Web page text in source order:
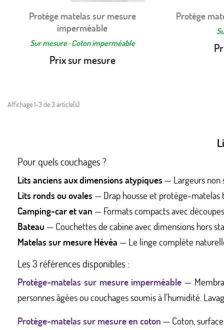
Aperçu rapide
Protège matelas sur mesure
imperméable
Sur mesure · Coton imperméable
Prix sur mesure
Protège
Affichage 1-3 de 3 article(s)
Pour quels couchages ?
Lits anciens aux dimensions atypiques — Largeurs non
Lits ronds ou ovales — Drap housse et protège-matelas
Camping-car et van — Formats compacts avec
Bateau — Couchettes de cabine avec dimensions hors
Matelas sur mesure Hévéa — Le linge complète
Les 3 références disponibles :
Protège-matelas sur mesure imperméable —
personnes âgées ou couchages soumis à l'humidité.
Protège-matelas sur mesure en coton — Coton,